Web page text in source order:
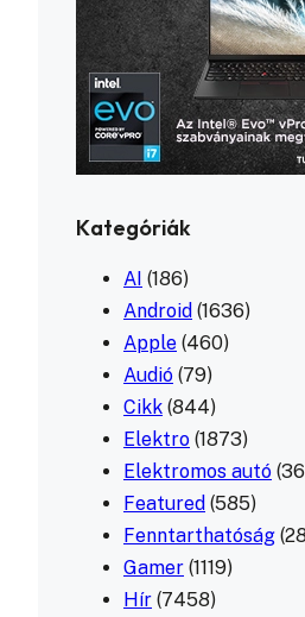
Kategóriák
AI (186)
Android (1636)
Apple (460)
Audió (79)
Cikk (844)
Elektro (1873)
Elektromos autó
Featured (585)
Fenntarthatóság
Gamer (1119)
Hír (7458)